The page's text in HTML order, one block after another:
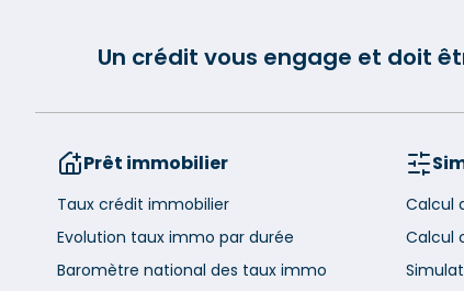
Un crédit vous engage et doit
Prêt immobilier
Taux crédit immobilier
Evolution taux immo par durée
Baromètre national des taux immo
Calcul
Calcul